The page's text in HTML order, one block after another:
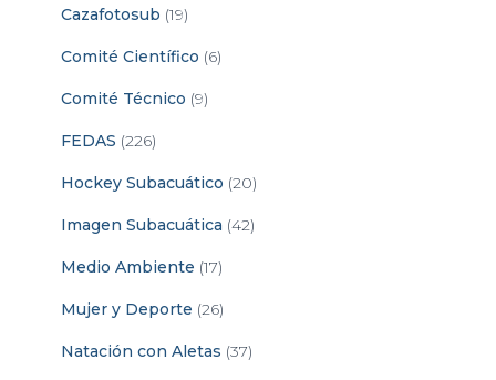
Cazafotosub (19)
Comité Científico (6)
Comité Técnico (9)
FEDAS (226)
Hockey Subacuático (20)
Imagen Subacuática (42)
Medio Ambiente (17)
Mujer y Deporte (26)
Natación con Aletas (37)